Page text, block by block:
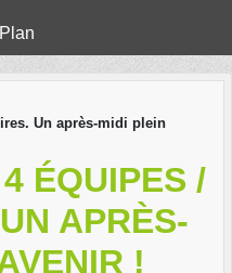
Un après-midi plein
ÉQUIPES /
APRÈS-
!